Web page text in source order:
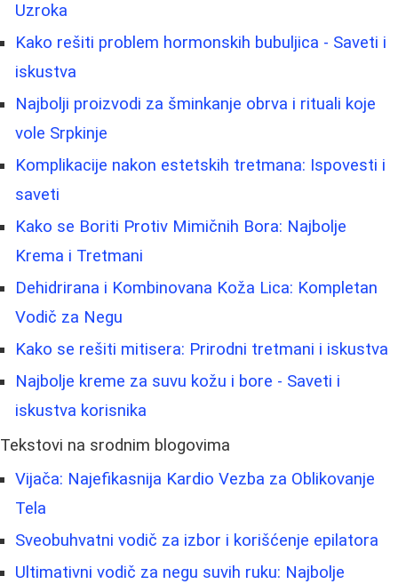
Uzroka
Kako rešiti problem hormonskih bubuljica - Saveti i
iskustva
Najbolji proizvodi za šminkanje obrva i rituali koje
vole Srpkinje
Komplikacije nakon estetskih tretmana: Ispovesti i
saveti
Kako se Boriti Protiv Mimičnih Bora: Najbolje
Krema i Tretmani
Dehidrirana i Kombinovana Koža Lica: Kompletan
Vodič za Negu
Kako se rešiti mitisera: Prirodni tretmani i iskustva
Najbolje kreme za suvu kožu i bore - Saveti i
iskustva korisnika
Tekstovi na srodnim blogovima
Vijača: Najefikasnija Kardio Vezba za Oblikovanje
Tela
Sveobuhvatni vodič za izbor i korišćenje epilatora
Ultimativni vodič za negu suvih ruku: Najbolje